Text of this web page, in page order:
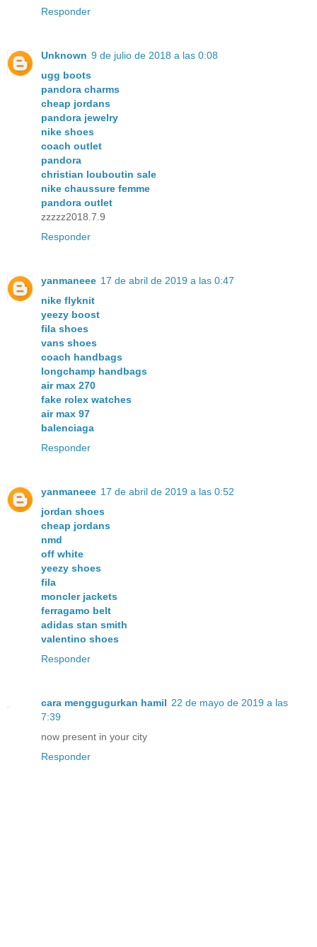
Responder
Unknown 9 de julio de 2018 a las 0:08
ugg boots
pandora charms
cheap jordans
pandora jewelry
nike shoes
coach outlet
pandora
christian louboutin sale
nike chaussure femme
pandora outlet
zzzzz2018.7.9
Responder
yanmaneee 17 de abril de 2019 a las 0:47
nike flyknit
yeezy boost
fila shoes
vans shoes
coach handbags
longchamp handbags
air max 270
fake rolex watches
air max 97
balenciaga
Responder
yanmaneee 17 de abril de 2019 a las 0:52
jordan shoes
cheap jordans
nmd
off white
yeezy shoes
fila
moncler jackets
ferragamo belt
adidas stan smith
valentino shoes
Responder
cara menggugurkan hamil 22 de mayo de 2019 a las
7:39
now present in your city
Responder